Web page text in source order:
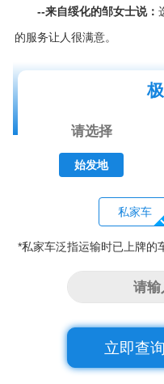
--来自绥化的邹女士说：
的服务让人很满意。
始发地
私家车
*私家车泛指运输时已上牌的
立即查